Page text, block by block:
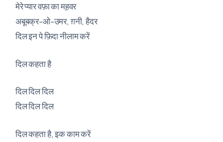
मेरे प्यार वफ़ा का मह़वर
अबूबक्र-ओ-उमर, ग़नी, हैदर
दिल इन पे फ़िदा नीलाम करें
दिल कहता है
दिल दिल दिल
दिल दिल दिल
दिल कहता है, इक काम करें